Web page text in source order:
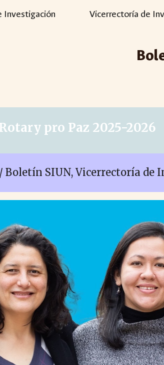
Skip to main
Investigación Vicerrectoría de
pro Paz 2025-2026
Boletín SIUN, Vicerrectoría de